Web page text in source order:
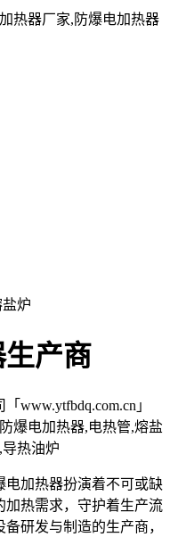
热器厂家,防爆电加热器
产商
www.ytfbdq.com.cn」
爆电加热器,电热管,熔盐
热油炉
电加热器扮演着不可或缺
加热需求，守护着生产流
研发与制造的生产商，